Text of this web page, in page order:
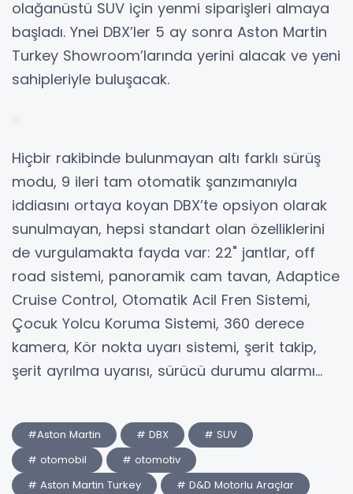
olağanüstü SUV için yenmi siparişleri almaya
başladı. Ynei DBX’ler 5 ay sonra Aston Martin
Turkey Showroom’larında yerini alacak ve yeni
sahipleriyle buluşacak.
Hiçbir rakibinde bulunmayan altı farklı sürüş
modu, 9 ileri tam otomatik şanzımanıyla
iddiasını ortaya koyan DBX’te opsiyon olarak
sunulmayan, hepsi standart olan özelliklerini
de vurgulamakta fayda var: 22" jantlar, off
road sistemi, panoramik cam tavan, Adaptice
Cruise Control, Otomatik Acil Fren Sistemi,
Çocuk Yolcu Koruma Sistemi, 360 derece
kamera, Kör nokta uyarı sistemi, şerit takip,
şerit ayrılma uyarısı, sürücü durumu alarmı…
#Aston Martin # DBX
# SUV
# otomobil
# otomotiv
# Aston Martin Turkey
# D&D Motorlu Araçlar